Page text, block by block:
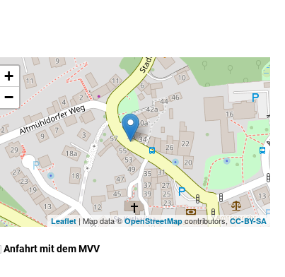
+
−
Leaflet | Map data ©OpenStreetMapcontributors,CC-BY-SA
Anfahrt mit dem MVV